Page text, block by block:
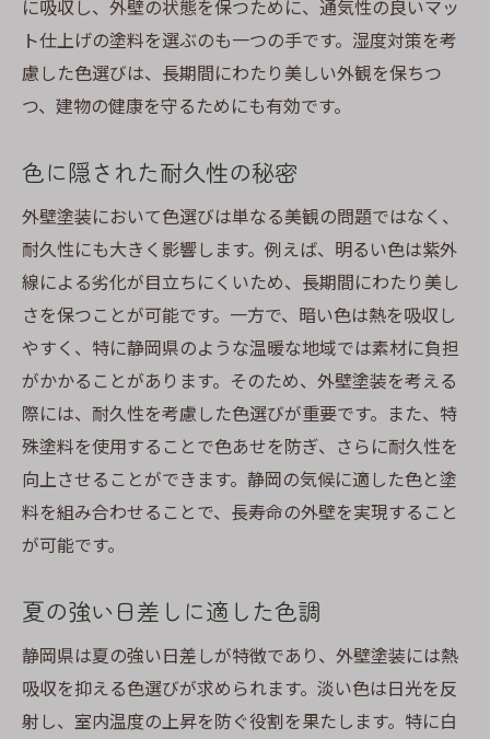
に吸収し、外壁の状態を保つために、通気性の良いマッ
ト仕上げの塗料を選ぶのも一つの手です。湿度対策を考
慮した色選びは、長期間にわたり美しい外観を保ちつ
つ、建物の健康を守るためにも有効です。
色に隠された耐久性の秘密
外壁塗装において色選びは単なる美観の問題ではなく、
耐久性にも大きく影響します。例えば、明るい色は紫外
線による劣化が目立ちにくいため、長期間にわたり美し
さを保つことが可能です。一方で、暗い色は熱を吸収し
やすく、特に静岡県のような温暖な地域では素材に負担
がかかることがあります。そのため、外壁塗装を考える
際には、耐久性を考慮した色選びが重要です。また、特
殊塗料を使用することで色あせを防ぎ、さらに耐久性を
向上させることができます。静岡の気候に適した色と塗
料を組み合わせることで、長寿命の外壁を実現すること
が可能です。
夏の強い日差しに適した色調
静岡県は夏の強い日差しが特徴であり、外壁塗装には熱
吸収を抑える色選びが求められます。淡い色は日光を反
射し、室内温度の上昇を防ぐ役割を果たします。特に白